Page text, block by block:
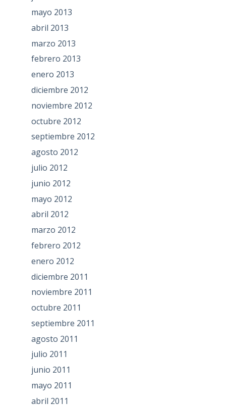
mayo 2013
abril 2013
marzo 2013
febrero 2013
enero 2013
diciembre 2012
noviembre 2012
octubre 2012
septiembre 2012
agosto 2012
julio 2012
junio 2012
mayo 2012
abril 2012
marzo 2012
febrero 2012
enero 2012
diciembre 2011
noviembre 2011
octubre 2011
septiembre 2011
agosto 2011
julio 2011
junio 2011
mayo 2011
abril 2011